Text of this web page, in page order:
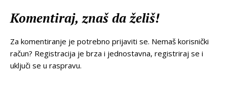
Komentiraj, znaš da želiš!
Za komentiranje je potrebno prijaviti se. Nemaš korisnički
račun? Registracija je brza i jednostavna, registriraj se i
uključi se u raspravu.